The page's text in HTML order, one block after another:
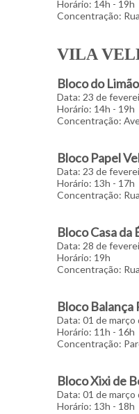
Horário: 14h - 19h
Concentração:
VILA
Bloco do Limão
Data: 23 de
Horário: 14h - 19h
Concentração:
Bloco Papel
Data: 23 de
Horário: 13h - 17h
Concentração:
Bloco Casa da
Data: 28 de
Horário: 19h
Concentração:
Bloco Balança
Data: 01 de março
Horário: 11h - 16h
Concentração:
Bloco Xixi de
Data: 01 de março
Horário: 13h - 18h